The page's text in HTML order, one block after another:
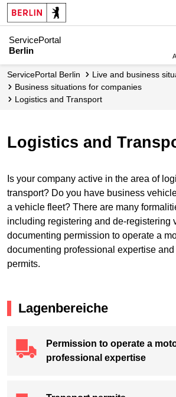
ServicePortal
Berlin
ServicePortal Berlin
Live and business
Business situations for companies
Logistics and Transport
Logistics and
Is your company active in the area of
transport? Do you have business
a vehicle fleet? There are many
including registering and de-registering
documenting permission to operate a
documenting professional expertise
permits.
Lagenbereiche
Permission to operate a
professional expertise